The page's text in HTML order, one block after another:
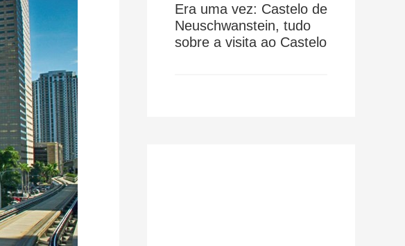
Era uma vez: Castelo de
Neuschwanstein, tudo
sobre a visita ao Castelo